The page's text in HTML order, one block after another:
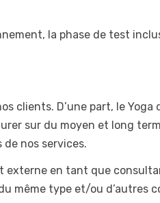
la phase de test
clients. D’une part, le
sur du moyen et long
nos services.
en tant que
même type et/ou d’autres